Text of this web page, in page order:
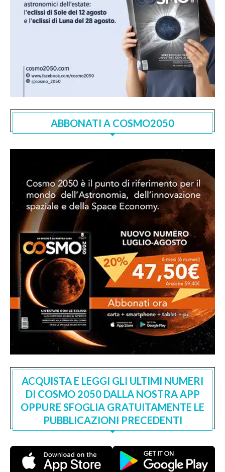
ABBONATI A COSMO2050
ACQUISTA E LEGGI GLI ULTIMI NUMERI
DI COSMO 2050 DALLA NOSTRA APP
OPPURE SFOGLIA GRATUITAMENTE LE
PUBBLICAZIONI PRECEDENTI